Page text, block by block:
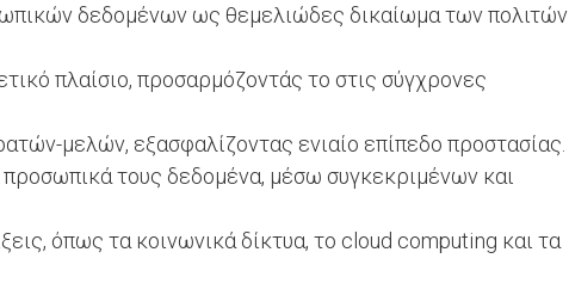
δεδομένων ως θεμελιώδες δικαίωμα των πολιτών
πλαίσιο, προσαρμόζοντάς το στις σύγχρονες
μελών, εξασφαλίζοντας ενιαίο επίπεδο προστασίας.
τους δεδομένα, μέσω συγκεκριμένων και
όπως τα κοινωνικά δίκτυα, το cloud computing και τα